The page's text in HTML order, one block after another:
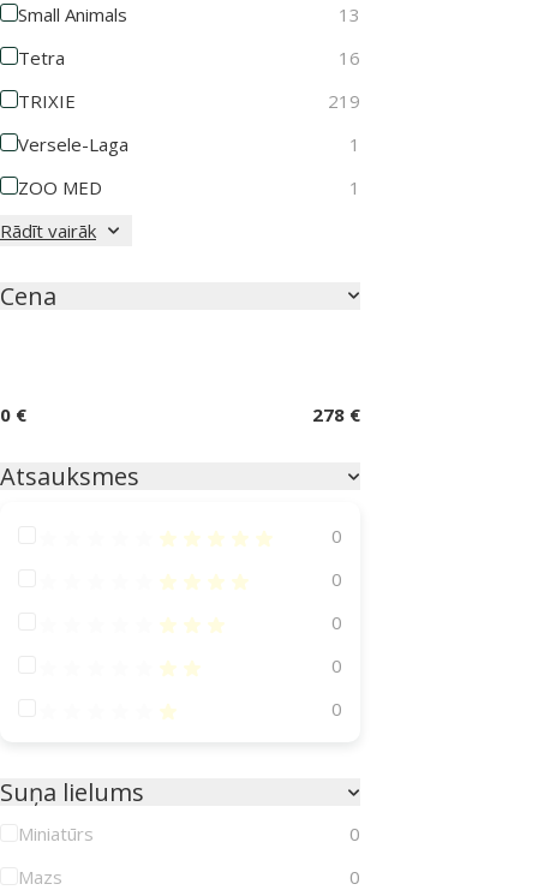
Small Animals
13
Tetra
16
TRIXIE
219
Versele-Laga
1
ZOO MED
1
Rādīt vairāk
Cena
0 € 278 €
Atsauksmes
Atsauksmes 100%
0
Atsauksmes 80%
0
Atsauksmes 60%
0
Atsauksmes 40%
0
Atsauksmes 20%
0
Suņa lielums
Miniatūrs
0
Mazs
0